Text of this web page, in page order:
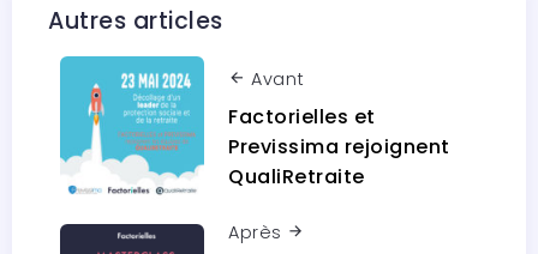
Autres articles
Avant
Factorielles et
Previssima rejoignent
QualiRetraite
Après